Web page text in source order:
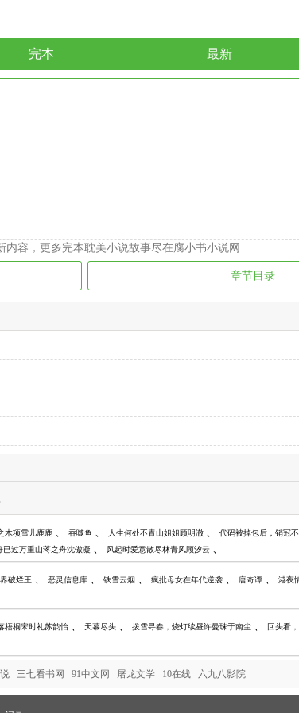
完本 最新
容，更多完本耽美小说故事尽在腐小书小说网
章节目录
木项雪儿鹿鹿 、 吞噬鱼 、 人生何处不青山姐姐顾明澈 、 代码被掉包后，销冠
已过万重山蒋之舟沈傲凝 、 风起时爱意散尽林青风顾汐云 、
破烂王 、 恶灵信息库 、 铁雪云烟 、 疯批母女在年代逆袭 、 唐奇谭 、 港夜
梧桐宋时礼苏韵怡 、 天幕尽头 、 拨雪寻春，烧灯续昼许曼珠于南尘 、 回头看
三七看书网 91中文网 屠龙文学 10在线 六九八影院